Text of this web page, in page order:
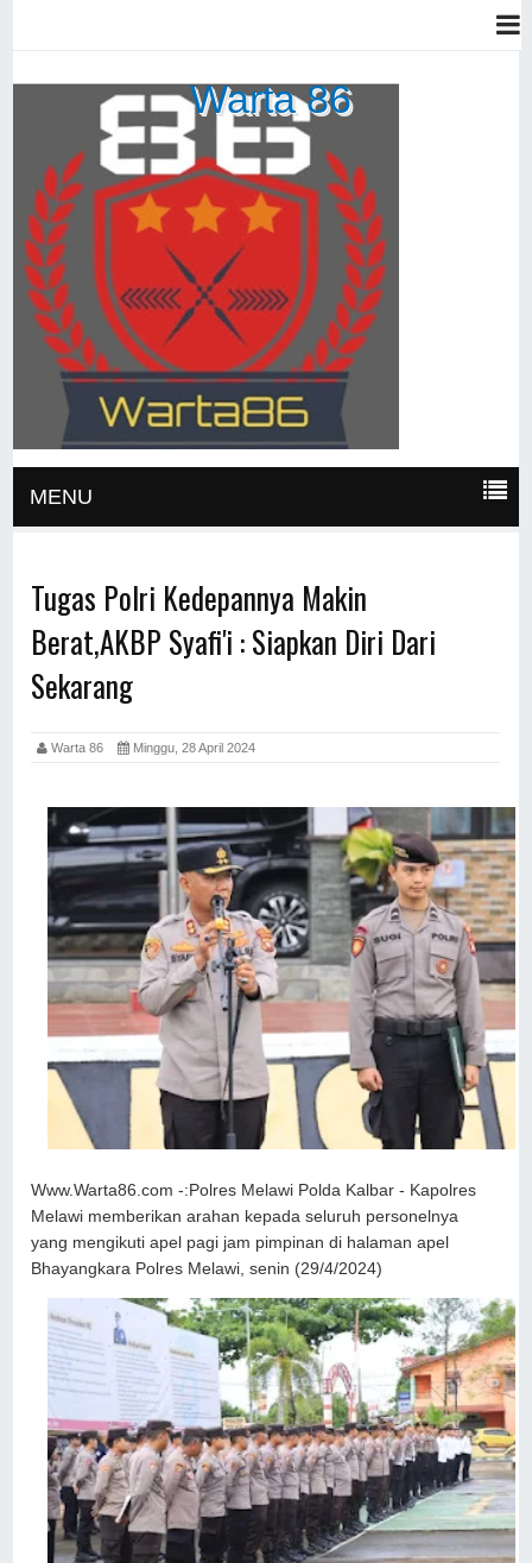
Warta 86
MENU
Tugas Polri Kedepannya Makin
Berat,AKBP Syafi'i : Siapkan Diri Dari
Sekarang
Warta 86 Minggu, 28 April 2024
Www.Warta86.com -:Polres Melawi Polda Kalbar - Kapolres
Melawi memberikan arahan kepada seluruh personelnya
yang mengikuti apel pagi jam pimpinan di halaman apel
Bhayangkara Polres Melawi, senin (29/4/2024)